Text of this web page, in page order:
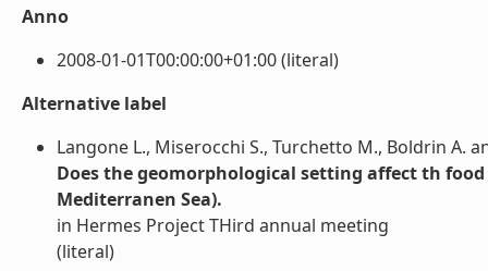
Anno
2008-01-01T00:00:00+01:00 (literal)
Alternative label
Langone L., Miserocchi S., Turchetto M., Boldrin A.
Does the geomorphological setting affect th
Mediterranen Sea).
in Hermes Project THird annual meeting
(literal)